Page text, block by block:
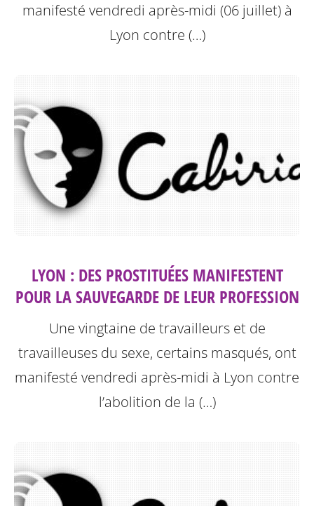
manifesté vendredi après-midi (06 juillet) à
Lyon contre (…)
LYON : DES PROSTITUÉES MANIFESTENT
POUR LA SAUVEGARDE DE LEUR PROFESSION
Une vingtaine de travailleurs et de
travailleuses du sexe, certains masqués, ont
manifesté vendredi après-midi à Lyon contre
l’abolition de la (…)